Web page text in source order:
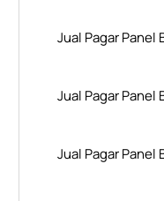
Jual Pagar Panel
Jual Pagar Panel
Jual Pagar Panel